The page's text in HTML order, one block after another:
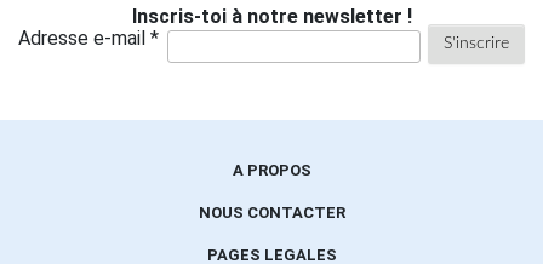
Inscris-toi à notre newsletter !
Adresse e-mail *
A PROPOS
NOUS CONTACTER
PAGES LEGALES